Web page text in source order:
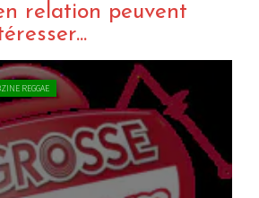
relation peuvent
REGGAE